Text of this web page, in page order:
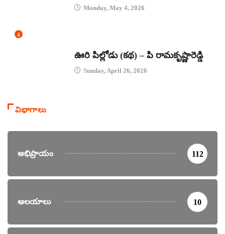
Monday, May 4, 2026
4
ఊరి పిల్లోడు (కథ) – పి రామకృష్ణారెడ్డి
Sunday, April 26, 2026
విభాగాలు
అభిప్రాయం 112
ఆలయాలు 10